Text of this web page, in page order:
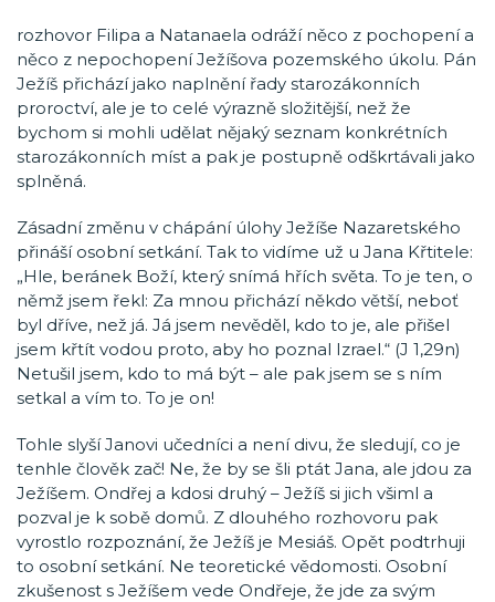
rozhovor Filipa a Natanaela odráží něco z pochopení a
něco z nepochopení Ježíšova pozemského úkolu. Pán
Ježíš přichází jako naplnění řady starozákonních
proroctví, ale je to celé výrazně složitější, než že
bychom si mohli udělat nějaký seznam konkrétních
starozákonních míst a pak je postupně odškrtávali jako
splněná.
Zásadní změnu v chápání úlohy Ježíše Nazaretského
přináší osobní setkání. Tak to vidíme už u Jana Křtitele:
„Hle, beránek Boží, který snímá hřích světa. To je ten, o
němž jsem řekl: Za mnou přichází někdo větší, neboť
byl dříve, než já. Já jsem nevěděl, kdo to je, ale přišel
jsem křtít vodou proto, aby ho poznal Izrael.“ (J 1,29n)
Netušil jsem, kdo to má být – ale pak jsem se s ním
setkal a vím to. To je on!
Tohle slyší Janovi učedníci a není divu, že sledují, co je
tenhle člověk zač! Ne, že by se šli ptát Jana, ale jdou za
Ježíšem. Ondřej a kdosi druhý – Ježíš si jich všiml a
pozval je k sobě domů. Z dlouhého rozhovoru pak
vyrostlo rozpoznání, že Ježíš je Mesiáš. Opět podtrhuji
to osobní setkání. Ne teoretické vědomosti. Osobní
zkušenost s Ježíšem vede Ondřeje, že jde za svým